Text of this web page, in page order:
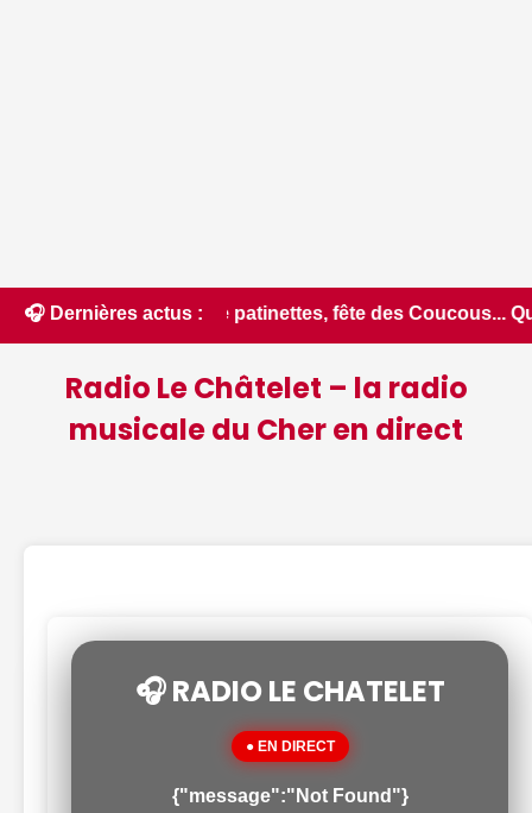
🎧 Dernières actus :
patinettes, fête des Coucous... Que faire ce
Radio Le Châtelet – la radio
musicale du Cher en direct
🎧 RADIO LE CHATELET
● EN DIRECT
{"message":"Not Found"}